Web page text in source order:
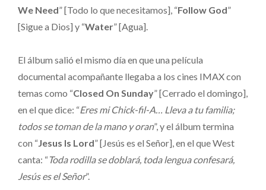
We Need” [Todo lo que necesitamos], “Follow God”
[Sigue a Dios] y “Water” [Agua].
El álbum salió el mismo día en que una película
documental acompañante llegaba a los cines IMAX con
temas como “Closed On Sunday” [Cerrado el domingo],
en el que dice: “Eres mi Chick-fil-A… Lleva a tu familia;
todos se toman de la mano y oran”, y el álbum termina
con “Jesus Is Lord” [Jesús es el Señor], en el que West
canta: “Toda rodilla se doblará, toda lengua confesará,
Jesús es el Señor”.